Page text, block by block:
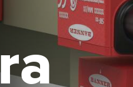
de Monitoreo de
Wireless
SOFTWARE